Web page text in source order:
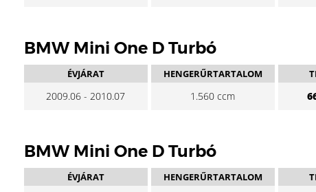
BMW Mini One D Turbó
ÉVJÁRAT
2009.06 - 2010.07
HENGERŰRTARTALOM
1.560 ccm
BMW Mini One D Turbó
ÉVJÁRAT HENGERŰRTARTALOM